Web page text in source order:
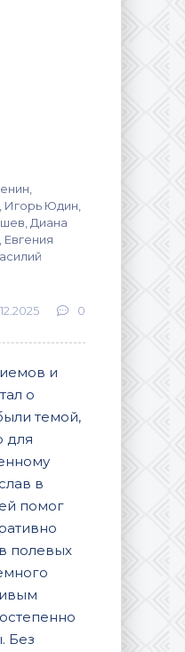
Юдин,
Диана
0
и
о
темой,
для
в
помог
полевых
Без